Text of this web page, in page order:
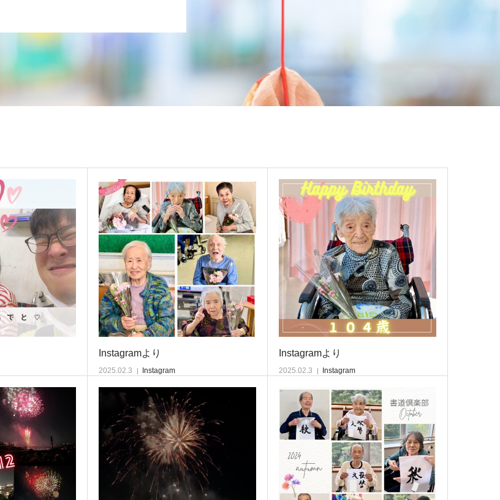
Instagramより
2025.02.3 Instagram
Instagramより
2025.02.3 Instagram